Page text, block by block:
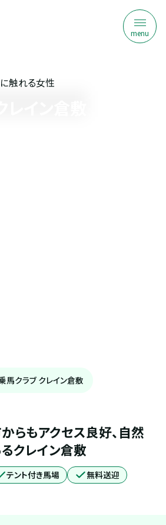
menu
馬クラブ クレイン倉敷
らもアクセス良好、自然
クレイン倉敷
テント付き馬場
無料送迎